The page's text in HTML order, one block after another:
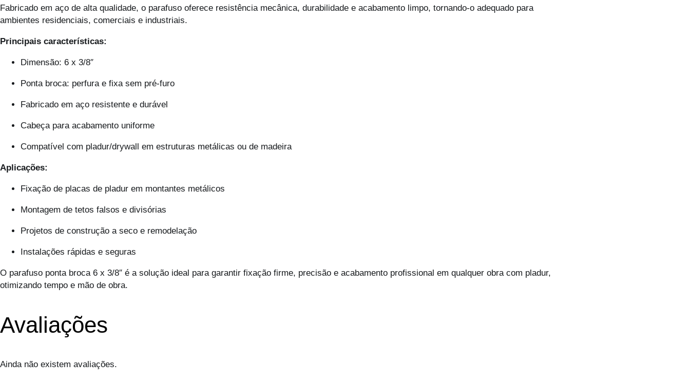
Fabricado em aço de alta qualidade, o parafuso oferece resistência mecânica, durabilidade e acabamento limpo, tornando-o adequado para
ambientes residenciais, comerciais e industriais.
Principais características:
Dimensão: 6 x 3/8″
Ponta broca: perfura e fixa sem pré-furo
Fabricado em aço resistente e durável
Cabeça para acabamento uniforme
Compatível com pladur/drywall em estruturas metálicas ou de madeira
Aplicações:
Fixação de placas de pladur em montantes metálicos
Montagem de tetos falsos e divisórias
Projetos de construção a seco e remodelação
Instalações rápidas e seguras
O parafuso ponta broca 6 x 3/8″ é a solução ideal para garantir fixação firme, precisão e acabamento profissional em qualquer obra com pladur,
otimizando tempo e mão de obra.
Avaliações
Ainda não existem avaliações.